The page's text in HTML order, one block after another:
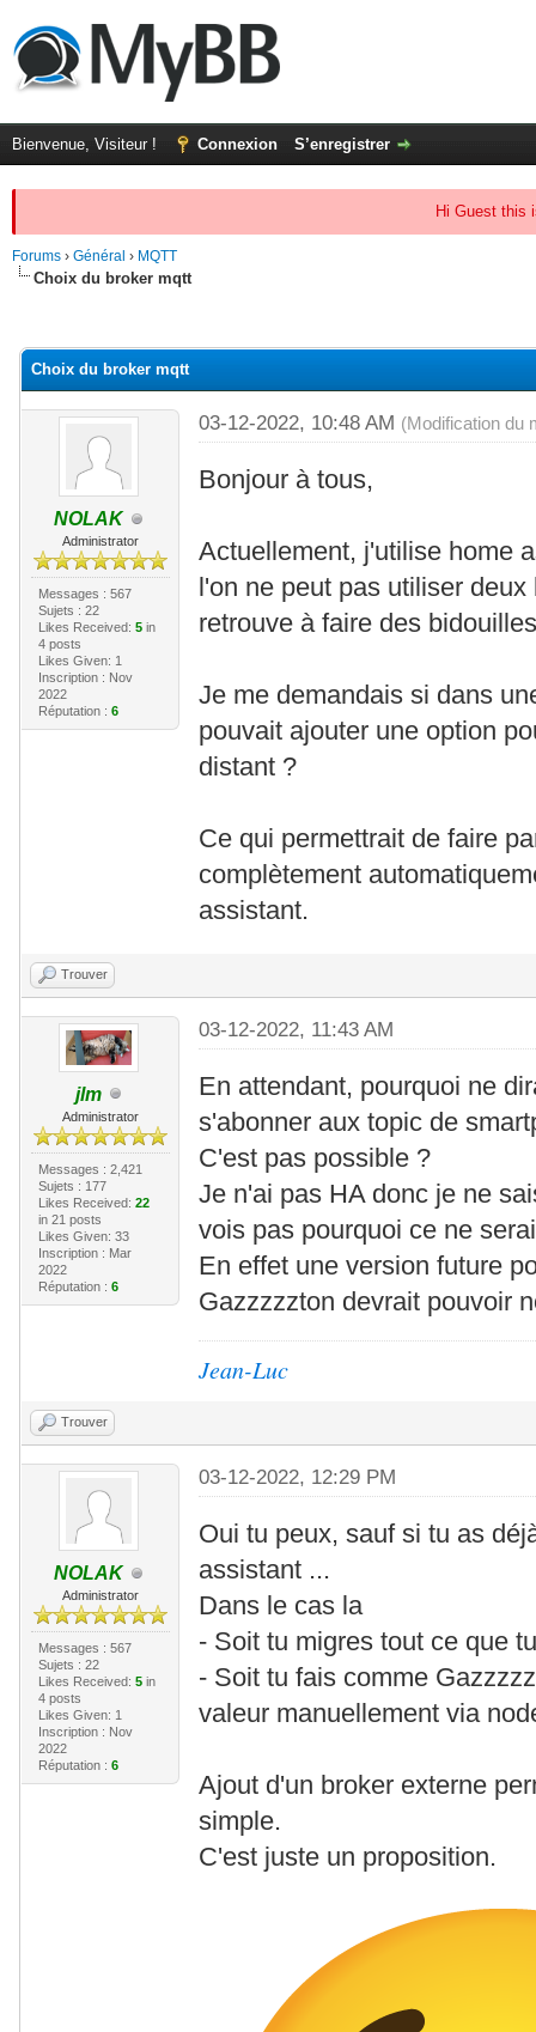
Bienvenue, Visiteur ! Connexion S’enregistrer
Hi Guest this
Forums › Général › MQTT
Choix du broker mqtt
Choix du broker mqtt
NOLAK
Administrator
Messages : 567
Sujets : 22
Likes Received: 5in
4 posts
Likes Given: 1
Inscription : Nov
2022
Réputation : 6
03-12-2022, 10:48 AM (Modification du
Bonjour à tous,
Actuellement, j'utilise home
l'on ne peut pas utiliser
retrouve à faire des
Je me demandais si dans
pouvait ajouter une option
distant ?
Ce qui permettrait de faire
complètement
assistant.
Trouver
jlm
Administrator
Messages : 2,421
Sujets : 177
Likes Received: 22
in 21 posts
Likes Given: 33
Inscription : Mar
2022
Réputation : 6
03-12-2022, 11:43 AM
En attendant, pourquoi ne
s'abonner aux topic de
C'est pas possible ?
Je n'ai pas HA donc je ne
vois pas pourquoi ce ne
En effet une version future
Gazzzzzton devrait pouvoir
Jean-Luc
Trouver
NOLAK
Administrator
Messages : 567
Sujets : 22
Likes Received: 5in
4 posts
Likes Given: 1
Inscription : Nov
2022
Réputation : 6
03-12-2022, 12:29 PM
Oui tu peux, sauf si tu as
assistant ...
Dans le cas la
- Soit tu migres tout ce que
- Soit tu fais comme
valeur manuellement via
Ajout d'un broker externe
simple.
C'est juste un proposition.